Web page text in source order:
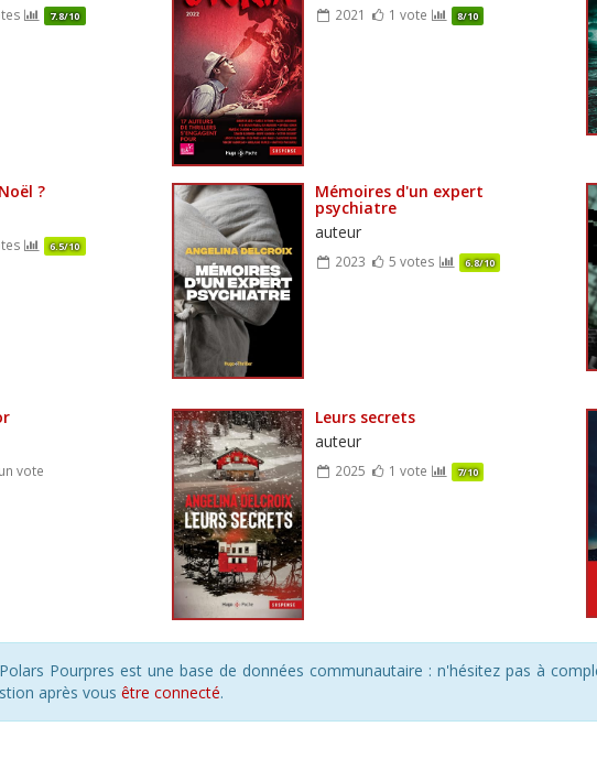
7.8/10 2021 1 vote 8/10
?
6.5/10
Mémoires d'un expert
psychiatre
auteur
2023 5 votes 6.8/10
vote
Leurs secrets
auteur
2025 1 vote 7/10
Pourpres est une base de données communautaire : n'hésitez pas à
après vous être connecté.